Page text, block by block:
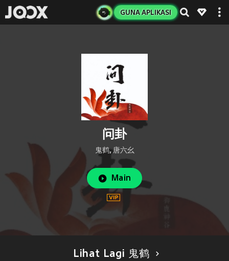
GUNA APLIKASI
问卦
鬼鹤,唐六幺
Main
Lihat Lagi 鬼鹤